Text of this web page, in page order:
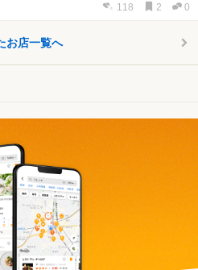
118 2 0
お店一覧へ